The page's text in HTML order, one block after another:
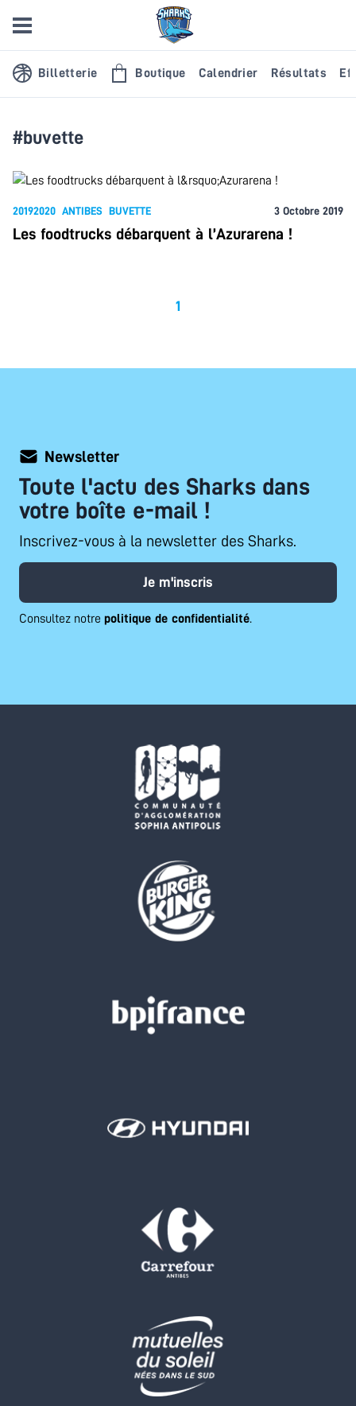
Billetterie Boutique Calendrier Résultats
#buvette
20192020 ANTIBES BUVETTE 3 Octobre 2019
Les foodtrucks débarquent à l’Azurarena !
1
Newsletter
Toute l'actu des Sharks dans
votre boîte e-mail !
Inscrivez-vous à la newsletter des Sharks.
Je m'inscris
Consultez notre politique de confidentialité.